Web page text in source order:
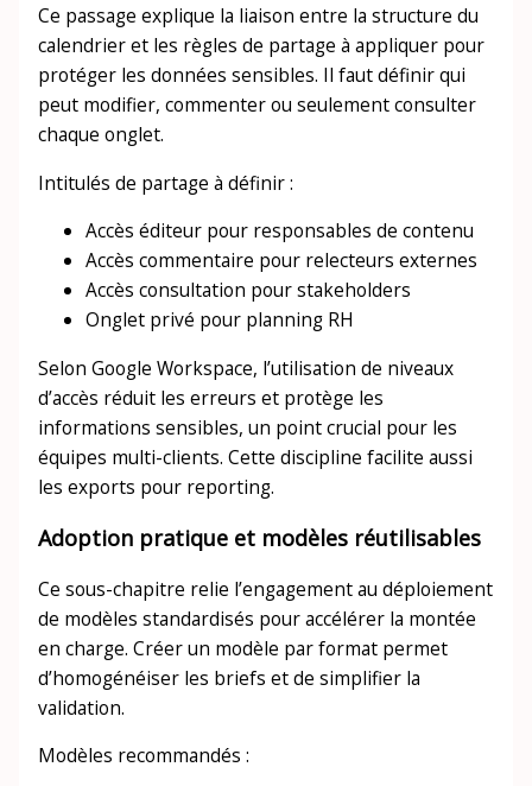
Ce passage explique la liaison entre la structure du
calendrier et les règles de partage à appliquer pour
protéger les données sensibles. Il faut définir qui
peut modifier, commenter ou seulement consulter
chaque onglet.
Intitulés de partage à définir :
Accès éditeur pour responsables de contenu
Accès commentaire pour relecteurs externes
Accès consultation pour stakeholders
Onglet privé pour planning RH
Selon Google Workspace, l’utilisation de niveaux
d’accès réduit les erreurs et protège les
informations sensibles, un point crucial pour les
équipes multi-clients. Cette discipline facilite aussi
les exports pour reporting.
Adoption pratique et modèles réutilisables
Ce sous-chapitre relie l’engagement au déploiement
de modèles standardisés pour accélérer la montée
en charge. Créer un modèle par format permet
d’homogénéiser les briefs et de simplifier la
validation.
Modèles recommandés :